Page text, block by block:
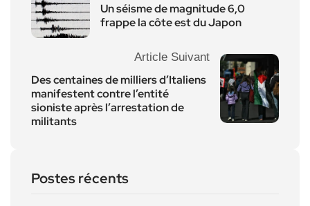
Un séisme de magnitude 6,0
frappe la côte est du Japon
Article Suivant
Des centaines de milliers d’Italiens
manifestent contre l’entité
sioniste après l’arrestation de
militants
Postes récents